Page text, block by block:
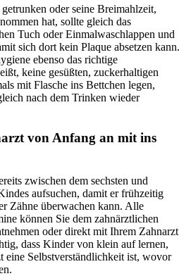
oder seine Breimahlzeit,
hat, sollte gleich das
Tuch oder Einmalwaschlappen und
sich dort kein Plaque absetzen kann.
ebenso das richtige
keine gesüßten, zuckerhaltigen
mit Flasche ins Bettchen legen,
nach dem Trinken wieder
von Anfang an mit ins
zwischen dem sechsten und
aufsuchen, damit er frühzeitig
Zähne überwachen kann. Alle
können Sie dem zahnärztlichen
oder direkt mit Ihrem Zahnarzt
dass Kinder von klein auf lernen,
eine Selbstverständlichkeit ist, wovor